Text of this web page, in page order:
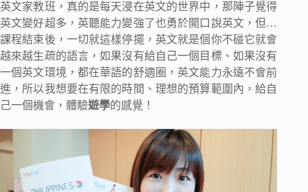
英文家教班，真的是每天浸在英文的世界中，那陣子覺得
英文變好超多，英聽能力變強了也勇於開口說英文，但…
課程結束後，一切就這樣停擺，英文就是個你不碰它就會
越來越生疏的語言，如果沒有給自己一個目標、如果沒有
一個英文環境，都在華語的舒適圈，英文能力永遠不會前
進，所以我想要在有限的時間、理想的預算範圍內，給自
己一個機會，體驗遊學的感覺！